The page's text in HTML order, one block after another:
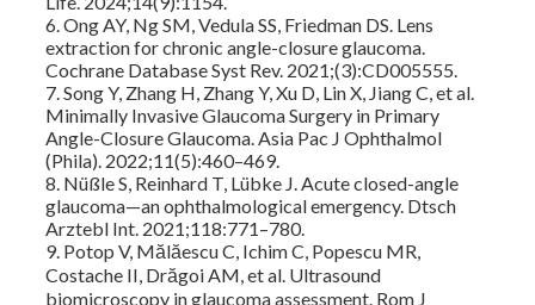
6. Ong AY, Ng SM, Vedula SS, Friedman DS. Lens
extraction for chronic angle-closure glaucoma.
Cochrane Database Syst Rev. 2021;(3):CD005555.
7. Song Y, Zhang H, Zhang Y, Xu D, Lin X, Jiang C, et al.
Minimally Invasive Glaucoma Surgery in Primary
Angle-Closure Glaucoma. Asia Pac J Ophthalmol
(Phila). 2022;11(5):460–469.
8. Nüßle S, Reinhard T, Lübke J. Acute closed-angle
glaucoma—an ophthalmological emergency. Dtsch
Arztebl Int. 2021;118:771–780.
9. Potop V, Mălăescu C, Ichim C, Popescu MR,
Costache II, Drăgoi AM, et al. Ultrasound
biomicroscopy in glaucoma assessment. Rom J